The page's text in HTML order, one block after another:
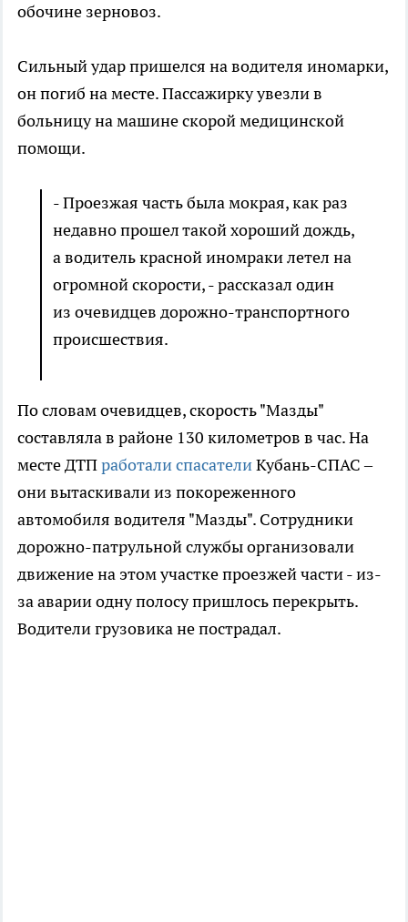
обочине зерновоз.
Сильный удар пришелся на водителя иномарки,
он погиб на месте. Пассажирку увезли в
больницу на машине скорой медицинской
помощи.
- Проезжая часть была мокрая, как раз
недавно прошел такой хороший дождь,
а водитель красной иномраки летел на
огромной скорости, - рассказал один
из очевидцев дорожно-транспортного
происшествия.
По словам очевидцев, скорость "Мазды"
составляла в районе 130 километров в час. На
месте ДТПработали спасателиКубань-СПАС –
они вытаскивали из покореженного
автомобиля водителя "Мазды". Сотрудники
дорожно-патрульной службы организовали
движение на этом участке проезжей части - из-
за аварии одну полосу пришлось перекрыть.
Водители грузовика не пострадал.